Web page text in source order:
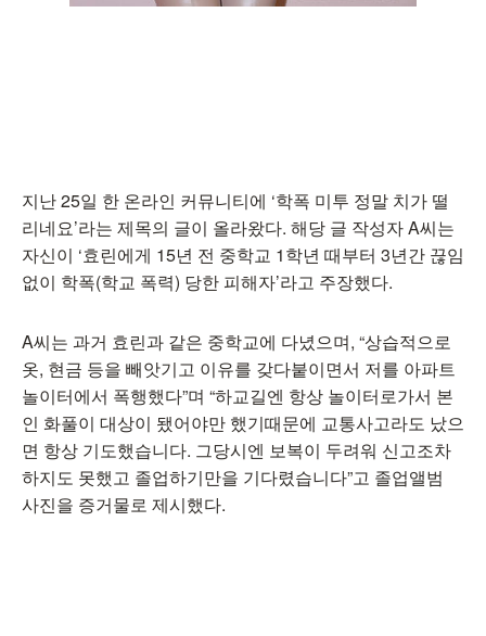
지난 25일 한 온라인 커뮤니티에 ‘학폭 미투 정말 치가 떨
리네요’라는 제목의 글이 올라왔다. 해당 글 작성자 A씨는
자신이 ‘효린에게 15년 전 중학교 1학년 때부터 3년간 끊임
없이 학폭(학교 폭력) 당한 피해자’라고 주장했다.
A씨는 과거 효린과 같은 중학교에 다녔으며, “상습적으로
옷, 현금 등을 빼앗기고 이유를 갖다붙이면서 저를 아파트
놀이터에서 폭행했다”며 “하교길엔 항상 놀이터로가서 본
인 화풀이 대상이 됐어야만 했기때문에 교통사고라도 났으
면 항상 기도했습니다. 그당시엔 보복이 두려워 신고조차
하지도 못했고 졸업하기만을 기다렸습니다”고 졸업앨범
사진을 증거물로 제시했다.